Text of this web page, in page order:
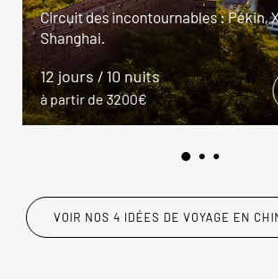
Circuit des incontournables : Pékin,
Shanghai.
12 jours / 10 nuits
à partir de 3200€
VOIR NOS 4 IDÉES DE VOYAGE EN